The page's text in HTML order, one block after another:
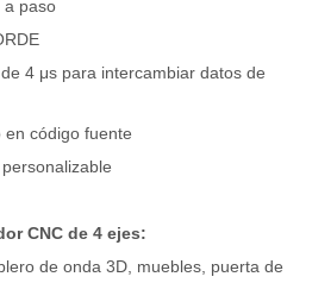
a paso
4 μs para intercambiar datos de
en código fuente
CNC de 4 ejes:
de onda 3D, muebles, puerta de